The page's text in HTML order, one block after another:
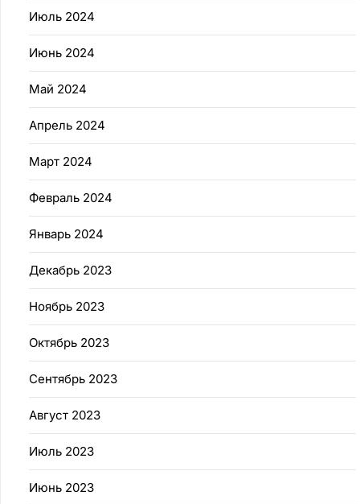
Июль 2024
Июнь 2024
Май 2024
Апрель 2024
Март 2024
Февраль 2024
Январь 2024
Декабрь 2023
Ноябрь 2023
Октябрь 2023
Сентябрь 2023
Август 2023
Июль 2023
Июнь 2023